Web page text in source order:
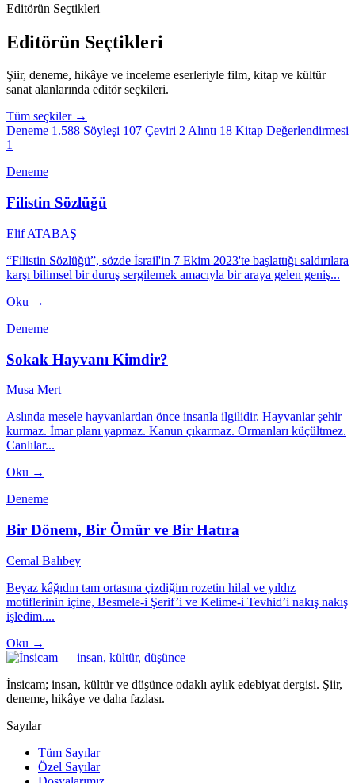
Editörün Seçtikleri
Editörün Seçtikleri
Şiir, deneme, hikâye ve inceleme eserleriyle film, kitap ve kültür
sanat alanlarında editör seçkileri.
Tüm seçkiler →
Deneme 1.588 Söyleşi 107 Çeviri 2Alıntı 18 Kitap Değerlendirmesi
1
Deneme
Filistin Sözlüğü
Elif ATABAŞ
“Filistin Sözlüğü”, sözde İsrail'in 7 Ekim 2023'te başlattığı saldırılara
karşı bilimsel bir duruş sergilemek amacıyla bir araya gelen geniş...
Oku →
Deneme
Sokak Hayvanı Kimdir?
Musa Mert
Aslında mesele hayvanlardan önce insanla ilgilidir. Hayvanlar şehir
kurmaz. İmar planı yapmaz. Kanun çıkarmaz. Ormanları küçültmez.
Canlılar...
Oku →
Deneme
Bir Dönem, Bir Ömür ve Bir Hatıra
Cemal Balıbey
Beyaz kâğıdın tam ortasına çizdiğim rozetin hilal ve yıldız
motiflerinin içine, Besmele-i Şerif’i ve Kelime-i Tevhid’i nakış nakış
işledim....
Oku →
İnsicam; insan, kültür ve düşünce odaklı aylık edebiyat dergisi. Şiir,
deneme, hikâye ve daha fazlası.
Sayılar
Tüm Sayılar
Özel Sayılar